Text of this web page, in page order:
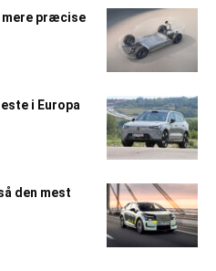
mere præcise
i Europa
den mest